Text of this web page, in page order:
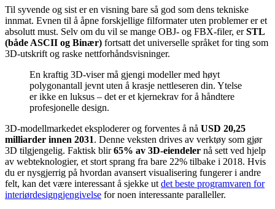
Til syvende og sist er en visning bare så god som dens tekniske
innmat. Evnen til å åpne forskjellige filformater uten problemer er et
absolutt must. Selv om du vil se mange OBJ- og FBX-filer, erSTL
(både ASCII og Binær) fortsatt det universelle språket for ting som
3D-utskrift og raske nettforhåndsvisninger.
En kraftig 3D-viser må gjengi modeller med høyt
polygonantall jevnt uten å krasje nettleseren din. Ytelse
er ikke en luksus – det er et kjernekrav for å håndtere
profesjonelle design.
3D-modellmarkedet eksploderer og forventes å nå USD 20,25
milliarder innen 2031. Denne veksten drives av verktøy som gjør
3D tilgjengelig. Faktisk blir65% av 3D-eiendeler nå sett ved hjelp
av webteknologier, et stort sprang fra bare 22% tilbake i 2018. Hvis
du er nysgjerrig på hvordan avansert visualisering fungerer i andre
felt, kan det være interessant å sjekke ut det beste programvaren for
interiørdesigngjengivelse for noen interessante paralleller.